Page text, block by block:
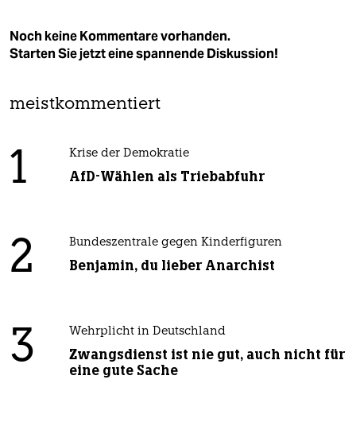
Noch keine Kommentare vorhanden.
Starten Sie jetzt eine spannende Diskussion!
meistkommentiert
1 Krise der Demokratie
AfD-Wählen als Triebabfuhr
2 Bundeszentrale gegen Kinderfiguren
Benjamin, du lieber Anarchist
3 Wehrplicht in Deutschland
Zwangsdienst ist nie gut, auch nicht für
eine gute Sache